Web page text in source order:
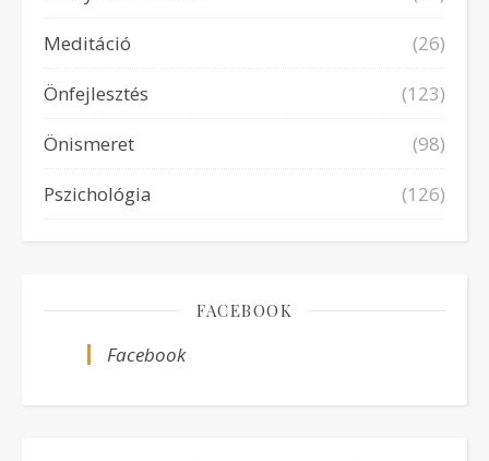
Meditáció
(26)
Önfejlesztés
(123)
Önismeret
(98)
Pszichológia
(126)
FACEBOOK
Facebook